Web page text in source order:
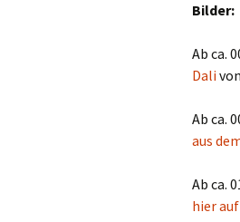
Bilder:
Ab ca.
Dali
Ab ca.
aus
Ab ca.
hier